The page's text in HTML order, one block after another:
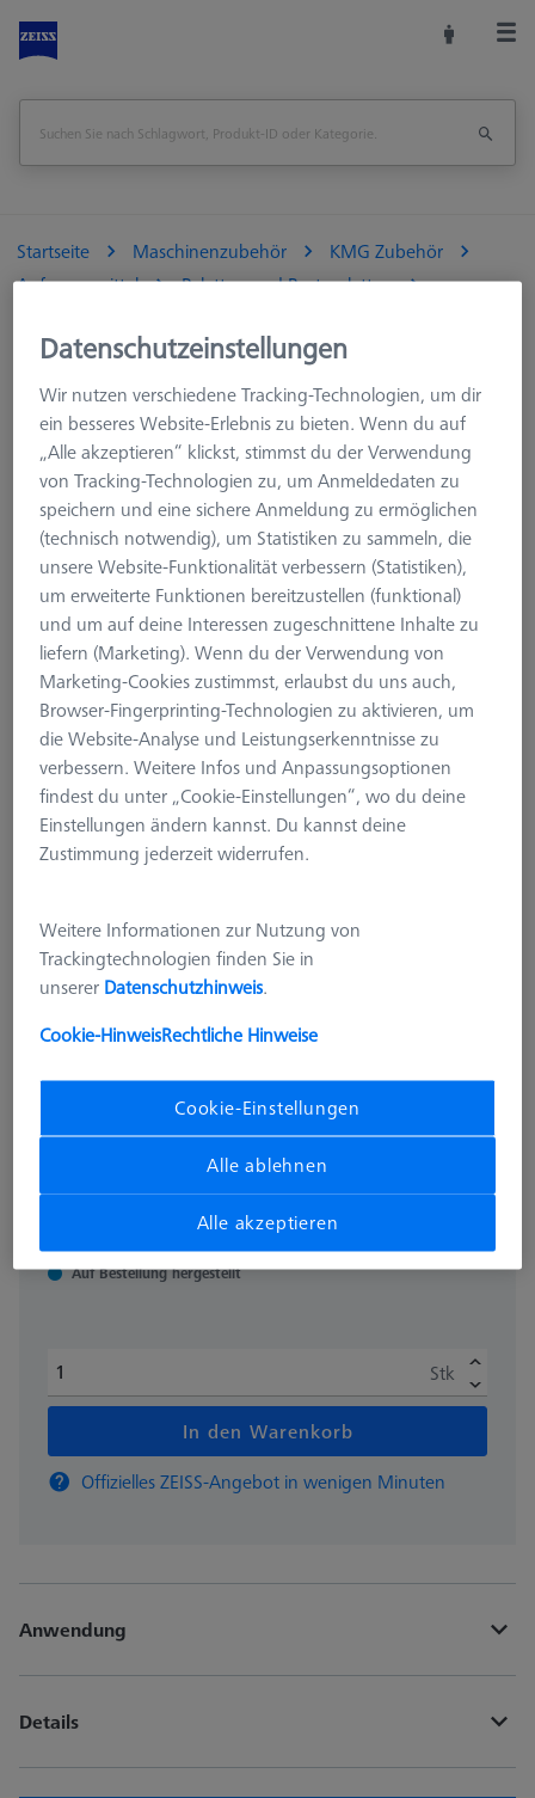
Startseite Maschinenzubehör
KMG Zubehör
Aufspannmittel
Paletten und Rasterplatten
Ersatz-Glaseinsatz für Rahmenpalette OMEGA 543, Acrylglas
Seite drucken
Übersicht
OMEGA 543
Ersatz-Glaseinsatz für
Acrylglas
626109-8512-012
180,70 € zzgl. USt.
Auf Bestellung hergestellt
Stk
In den Warenkorb
Offizielles ZEISS-Angebot in wenigen Minuten
Anwendung
Details
Datenschutzeinstellungen
Wir nutzen verschiedene Tracking-Technologien, um dir
ein besseres Website-Erlebnis zu bieten. Wenn du auf
„Alle akzeptieren“ klickst, stimmst du der Verwendung
von Tracking-Technologien zu, um Anmeldedaten zu
speichern und eine sichere Anmeldung zu ermöglichen
(technisch notwendig), um Statistiken zu sammeln, die
unsere Website-Funktionalität verbessern (Statistiken),
um erweiterte Funktionen bereitzustellen (funktional)
und um auf deine Interessen zugeschnittene Inhalte zu
liefern (Marketing). Wenn du der Verwendung von
Marketing-Cookies zustimmst, erlaubst du uns auch,
Browser-Fingerprinting-Technologien zu aktivieren, um
die Website-Analyse und Leistungserkenntnisse zu
verbessern. Weitere Infos und Anpassungsoptionen
findest du unter „Cookie-Einstellungen“, wo du deine
Einstellungen ändern kannst. Du kannst deine
Zustimmung jederzeit widerrufen.
Weitere Informationen zur Nutzung von
Trackingtechnologien finden Sie in
unserer Datenschutzhinweis.
Cookie-HinweisRechtliche Hinweise
Cookie-Einstellungen
Alle ablehnen
Alle akzeptieren